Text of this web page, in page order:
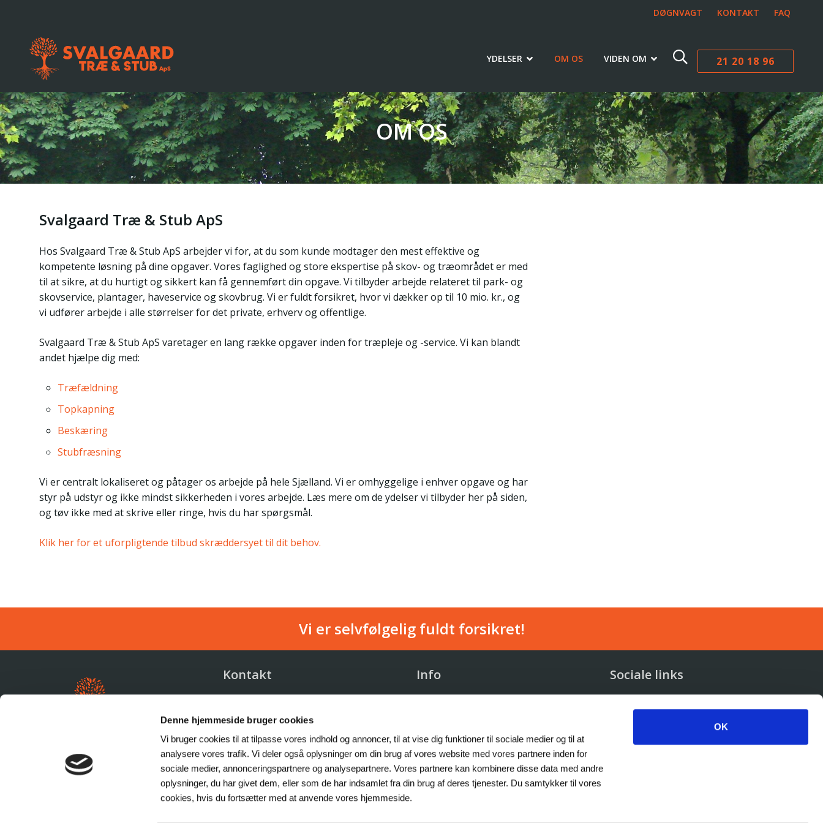
Denne hjemmeside bruger cookies
Vi bruger cookies til at tilpasse vores indhold og annoncer, til at vise dig funktioner til sociale medier og til at
analysere vores trafik. Vi deler også oplysninger om din brug af vores website med vores partnere inden for
sociale medier, annonceringspartnere og analysepartnere. Vores partnere kan kombinere disse data med andre
oplysninger, du har givet dem, eller som de har indsamlet fra din brug af deres tjenester. Du samtykker til vores
cookies, hvis du fortsætter med at anvende vores hjemmeside.
OK
DØGNVAGT KONTAKT FAQ
YDELSER OM OS VIDEN OM 21 20 18 96
OM OS
Svalgaard Træ & Stub ApS
Hos Svalgaard Træ & Stub ApS arbejder vi for, at du som kunde modtager den mest effektive og
kompetente løsning på dine opgaver. Vores faglighed og store ekspertise på skov- og træområdet er med
til at sikre, at du hurtigt og sikkert kan få gennemført din opgave. Vi tilbyder arbejde relateret til park- og
skovservice, plantager, haveservice og skovbrug. Vi er fuldt forsikret, hvor vi dækker op til 10 mio. kr., og
vi udfører arbejde i alle størrelser for det private, erhverv og offentlige.
Svalgaard Træ & Stub ApS varetager en lang række opgaver inden for træpleje og -service. Vi kan blandt
andet hjælpe dig med:
Træfældning
Topkapning
Beskæring
Stubfræsning
Vi er centralt lokaliseret og påtager os arbejde på hele Sjælland. Vi er omhyggelige i enhver opgave og har
styr på udstyr og ikke mindst sikkerheden i vores arbejde. Læs mere om de ydelser vi tilbyder her på siden,
og tøv ikke med at skrive eller ringe, hvis du har spørgsmål.
Klik her for et uforpligtende tilbud skræddersyet til dit behov.
Vi er selvfølgelig fuldt forsikret!
Kontakt
+45 21 20 18 96
info@stos.dk
Info
CVR: 38 43 64 14
Privatlivspolitik
Sociale links